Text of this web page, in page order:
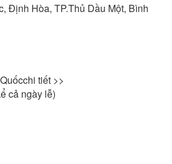
Định Hòa, TP.Thủ Dầu Một, Bình
chi tiết >>
cả ngày lễ)